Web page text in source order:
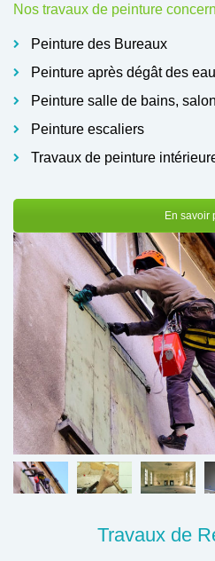
Nos travaux de peinture
Peinture des Bureaux
Peinture après dégât des
Peinture salle de bains,
Peinture escaliers
Travaux de peinture
En savoir
Travaux de